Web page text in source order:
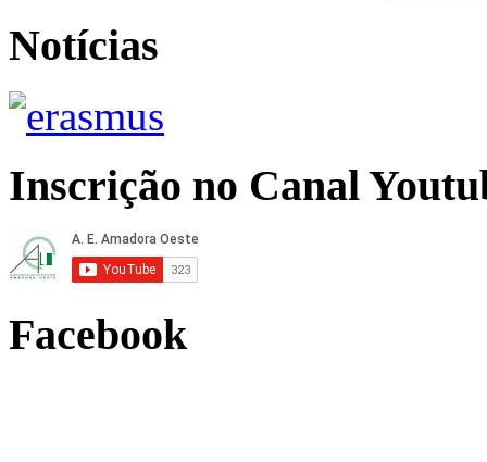
Notícias
Inscrição no Canal
Facebook